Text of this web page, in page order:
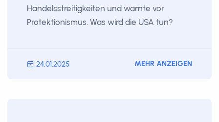
Handelsstreitigkeiten und warnte vor
Protektionismus. Was wird die USA tun?
24.01.2025 MEHR ANZEIGEN